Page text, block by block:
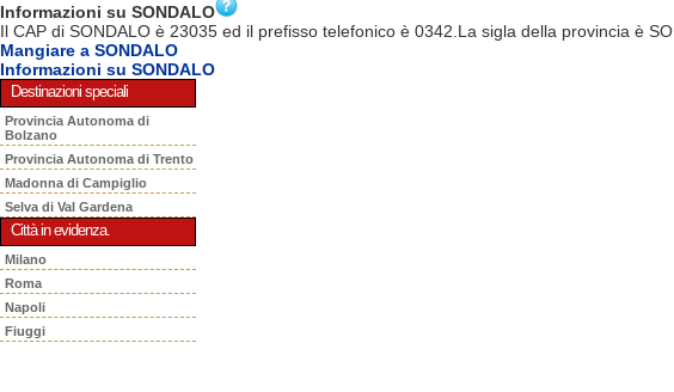
Informazioni su SONDALO
Il CAP di SONDALO è 23035 ed il prefisso telefonico è 0342.La sigla della provincia è SO.
Mangiare a SONDALO
Informazioni su SONDALO
Destinazioni speciali
Provincia Autonoma di
Bolzano
Provincia Autonoma di Trento
Madonna di Campiglio
Selva di Val Gardena
Città in evidenza.
Milano
Roma
Napoli
Fiuggi